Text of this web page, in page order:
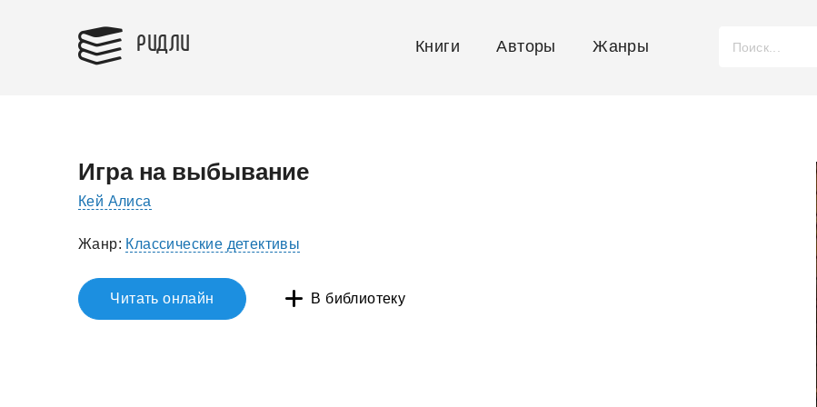
РИДЛИ Книги Авторы Жанры
Игра на выбывание
Кей Алиса
Жанр: Классические детективы
Читать онлайн В библиотеку